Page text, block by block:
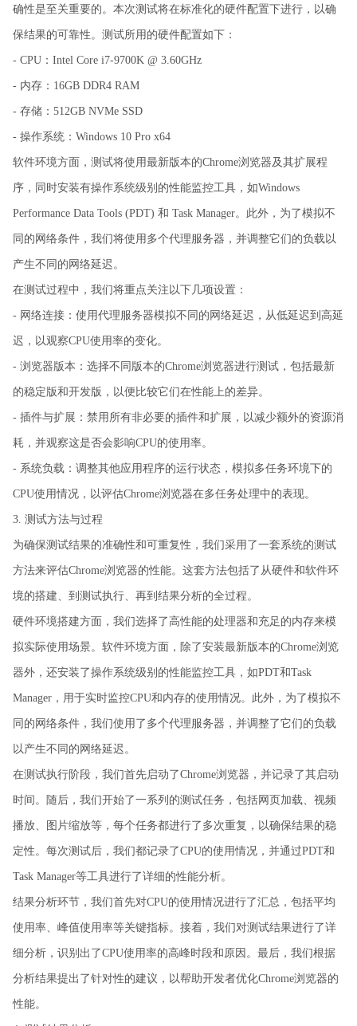
确性是至关重要的。本次测试将在标准化的硬件配置下进行，以确
保结果的可靠性。测试所用的硬件配置如下：
- CPU：Intel Core i7-9700K @ 3.60GHz
- 内存：16GB DDR4 RAM
- 存储：512GB NVMe SSD
- 操作系统：Windows 10 Pro x64
软件环境方面，测试将使用最新版本的Chrome浏览器及其扩展程
序，同时安装有操作系统级别的性能监控工具，如Windows
Performance Data Tools (PDT) 和 Task Manager。此外，为了模拟不
同的网络条件，我们将使用多个代理服务器，并调整它们的负载以
产生不同的网络延迟。
在测试过程中，我们将重点关注以下几项设置：
- 网络连接：使用代理服务器模拟不同的网络延迟，从低延迟到高延
迟，以观察CPU使用率的变化。
- 浏览器版本：选择不同版本的Chrome浏览器进行测试，包括最新
的稳定版和开发版，以便比较它们在性能上的差异。
- 插件与扩展：禁用所有非必要的插件和扩展，以减少额外的资源消
耗，并观察这是否会影响CPU的使用率。
- 系统负载：调整其他应用程序的运行状态，模拟多任务环境下的
CPU使用情况，以评估Chrome浏览器在多任务处理中的表现。
3. 测试方法与过程
为确保测试结果的准确性和可重复性，我们采用了一套系统的测试
方法来评估Chrome浏览器的性能。这套方法包括了从硬件和软件环
境的搭建、到测试执行、再到结果分析的全过程。
硬件环境搭建方面，我们选择了高性能的处理器和充足的内存来模
拟实际使用场景。软件环境方面，除了安装最新版本的Chrome浏览
器外，还安装了操作系统级别的性能监控工具，如PDT和Task
Manager，用于实时监控CPU和内存的使用情况。此外，为了模拟不
同的网络条件，我们使用了多个代理服务器，并调整了它们的负载
以产生不同的网络延迟。
在测试执行阶段，我们首先启动了Chrome浏览器，并记录了其启动
时间。随后，我们开始了一系列的测试任务，包括网页加载、视频
播放、图片缩放等，每个任务都进行了多次重复，以确保结果的稳
定性。每次测试后，我们都记录了CPU的使用情况，并通过PDT和
Task Manager等工具进行了详细的性能分析。
结果分析环节，我们首先对CPU的使用情况进行了汇总，包括平均
使用率、峰值使用率等关键指标。接着，我们对测试结果进行了详
细分析，识别出了CPU使用率的高峰时段和原因。最后，我们根据
分析结果提出了针对性的建议，以帮助开发者优化Chrome浏览器的
性能。